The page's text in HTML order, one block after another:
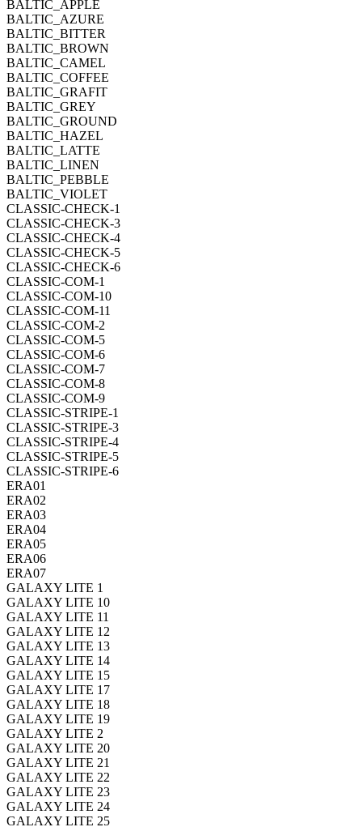
BALTIC_APPLE
BALTIC_AZURE
BALTIC_BITTER
BALTIC_BROWN
BALTIC_CAMEL
BALTIC_COFFEE
BALTIC_GRAFIT
BALTIC_GREY
BALTIC_GROUND
BALTIC_HAZEL
BALTIC_LATTE
BALTIC_LINEN
BALTIC_PEBBLE
BALTIC_VIOLET
CLASSIC-CHECK-1
CLASSIC-CHECK-3
CLASSIC-CHECK-4
CLASSIC-CHECK-5
CLASSIC-CHECK-6
CLASSIC-COM-1
CLASSIC-COM-10
CLASSIC-COM-11
CLASSIC-COM-2
CLASSIC-COM-5
CLASSIC-COM-6
CLASSIC-COM-7
CLASSIC-COM-8
CLASSIC-COM-9
CLASSIC-STRIPE-1
CLASSIC-STRIPE-3
CLASSIC-STRIPE-4
CLASSIC-STRIPE-5
CLASSIC-STRIPE-6
ERA01
ERA02
ERA03
ERA04
ERA05
ERA06
ERA07
GALAXY LITE 1
GALAXY LITE 10
GALAXY LITE 11
GALAXY LITE 12
GALAXY LITE 13
GALAXY LITE 14
GALAXY LITE 15
GALAXY LITE 17
GALAXY LITE 18
GALAXY LITE 19
GALAXY LITE 2
GALAXY LITE 20
GALAXY LITE 21
GALAXY LITE 22
GALAXY LITE 23
GALAXY LITE 24
GALAXY LITE 25